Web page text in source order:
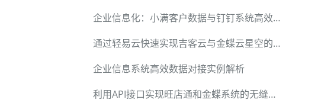
企业信息化：小满客户数据与钉钉系统高效集成方案
通过轻易云快速实现吉客云与金蝶云星空的数据对接
企业信息系统高效数据对接实例解析
利用API接口实现旺店通和金蝶系统的无缝数据对接